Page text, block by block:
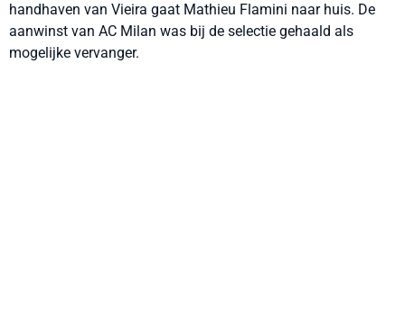
handhaven van Vieira gaat Mathieu Flamini naar huis. De
aanwinst van AC Milan was bij de selectie gehaald als
mogelijke vervanger.